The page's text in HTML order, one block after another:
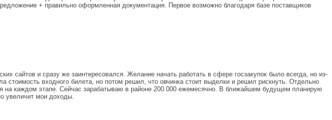
+ правильно оформленная документация. Первое возможно благодаря базе поставщиков
сайтов и сразу же заинтересовался. Желание начать работать в сфере госзакупок было всегда, но из-
стоимость входного билета, но потом решил, что овчинка стоит выделки и решил рискнуть. Отдельно
на каждом этапе. Сейчас зарабатываю в районе 200.000 ежемесячно. В ближайшем будущем планирую
увеличит мои доходы.